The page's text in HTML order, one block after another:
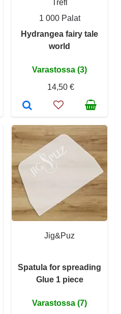
Trefl
1 000 Palat
Hydrangea fairy tale
world
Varastossa (3)
14,50 €
Jig&Puz
Spatula for spreading
Glue 1 piece
Varastossa (7)